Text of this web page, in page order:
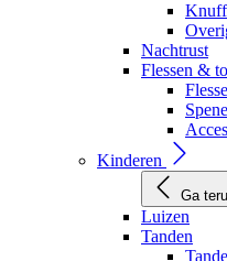
Nachtrust
Flessen &
Kinderen
Ga
Luizen
Tanden